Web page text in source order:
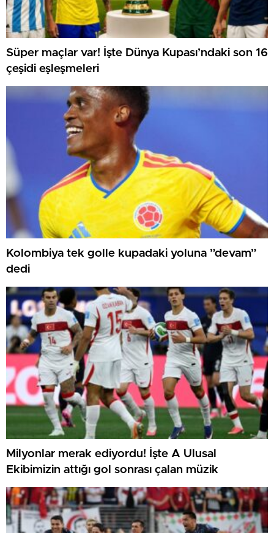
Süper maçlar var! İşte Dünya Kupası’ndaki son 16
çeşidi eşleşmeleri
Kolombiya tek golle kupadaki yoluna ”devam”
dedi
Milyonlar merak ediyordu! İşte A Ulusal
Ekibimizin attığı gol sonrası çalan müzik